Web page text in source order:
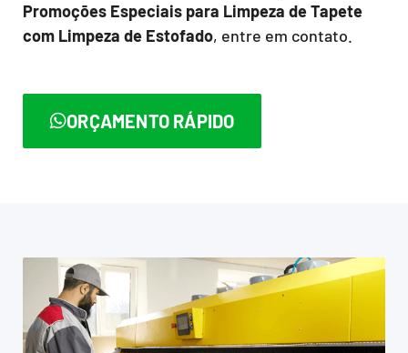
Promoções Especiais para Limpeza de Tapete
com Limpeza de Estofado, entre em contato.
ORÇAMENTO RÁPIDO